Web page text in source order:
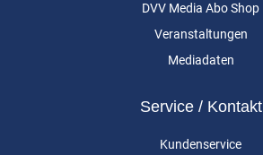
DVV Media Abo Shop
Veranstaltungen
Mediadaten
Service / Kontakt
Kundenservice